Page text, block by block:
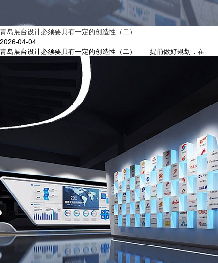
青岛展台设计必须要具有一定的创造性（二）
2026-04-04
青岛展台设计必须要具有一定的创造性（二） 提前做好规划，在